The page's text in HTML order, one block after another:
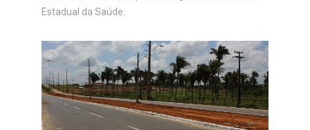
Estadual da Saúde.